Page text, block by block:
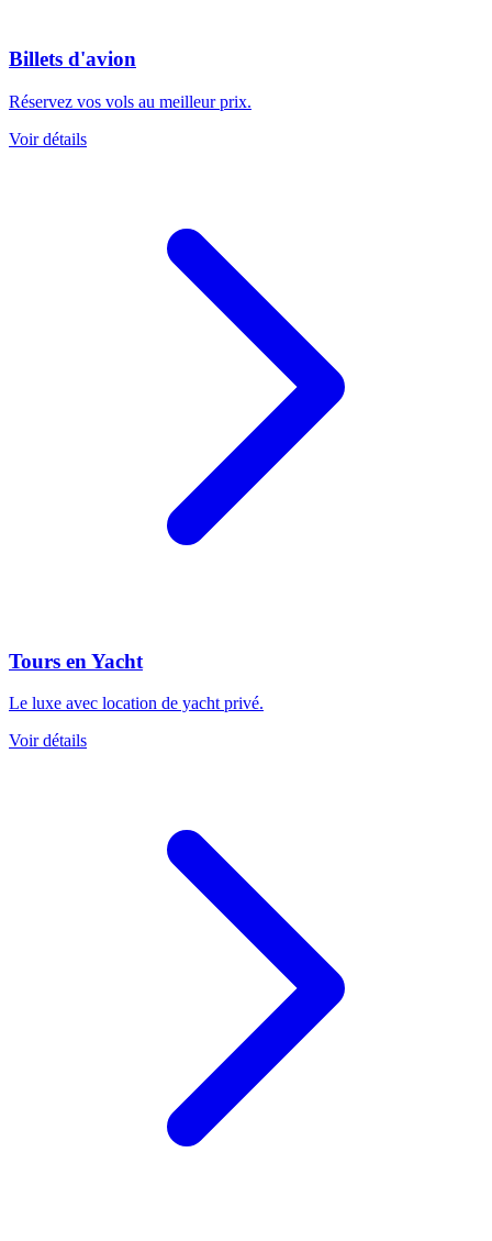
Billets d'avion
Réservez vos vols au meilleur prix.
Voir détails
Tours en Yacht
Le luxe avec location de yacht privé.
Voir détails